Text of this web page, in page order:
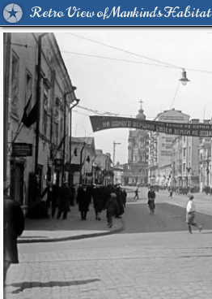
Retro View of Mankind's Habitat